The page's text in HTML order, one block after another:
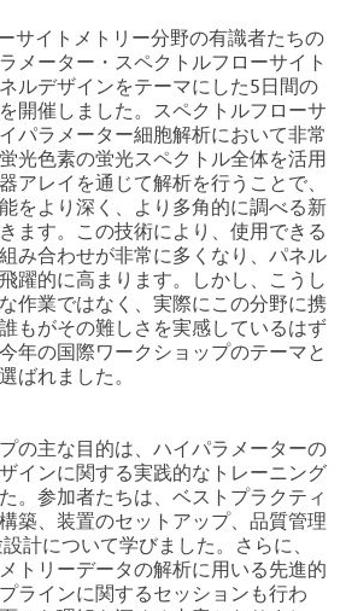
サイトメトリー分野の有識者たちの
メーター・スペクトルフローサイト
ルデザインをテーマにした5日間の
開催しました。スペクトルフローサ
パラメーター細胞解析において非常
光色素の蛍光スペクトル全体を活用
アレイを通じて解析を行うことで、
をより深く、より多角的に調べる新
ます。この技術により、使用できる
み合わせが非常に多くなり、パネル
躍的に高まります。しかし、こうし
作業ではなく、実際にこの分野に携
もがその難しさを実感しているはず
年の国際ワークショップのテーマと
ばれました。
の主な目的は、ハイパラメーターの
インに関する実践的なトレーニング
。参加者たちは、ベストプラクティ
築、装置のセットアップ、品質管理
設計について学びました。さらに、
トリーデータの解析に用いる先進的
ラインに関するセッションも行わ